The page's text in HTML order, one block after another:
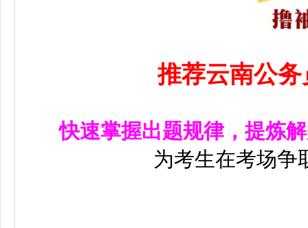
推荐云南公
快速掌握出题规律，提炼
为考生在考场争